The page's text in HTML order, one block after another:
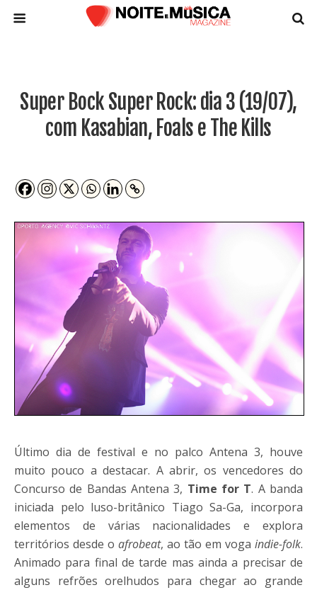
Super Bock Super Rock: dia 3 (19/07),
com Kasabian, Foals e The Kills
Último dia de festival e no palco Antena 3, houve
muito pouco a destacar. A abrir, os vencedores do
Concurso de Bandas Antena 3, Time for T. A banda
iniciada pelo luso-britânico Tiago Sa-Ga, incorpora
elementos de várias nacionalidades e explora
territórios desde o afrobeat, ao tão em voga indie-folk.
Animado para final de tarde mas ainda a precisar de
alguns refrões orelhudos para chegar ao grande